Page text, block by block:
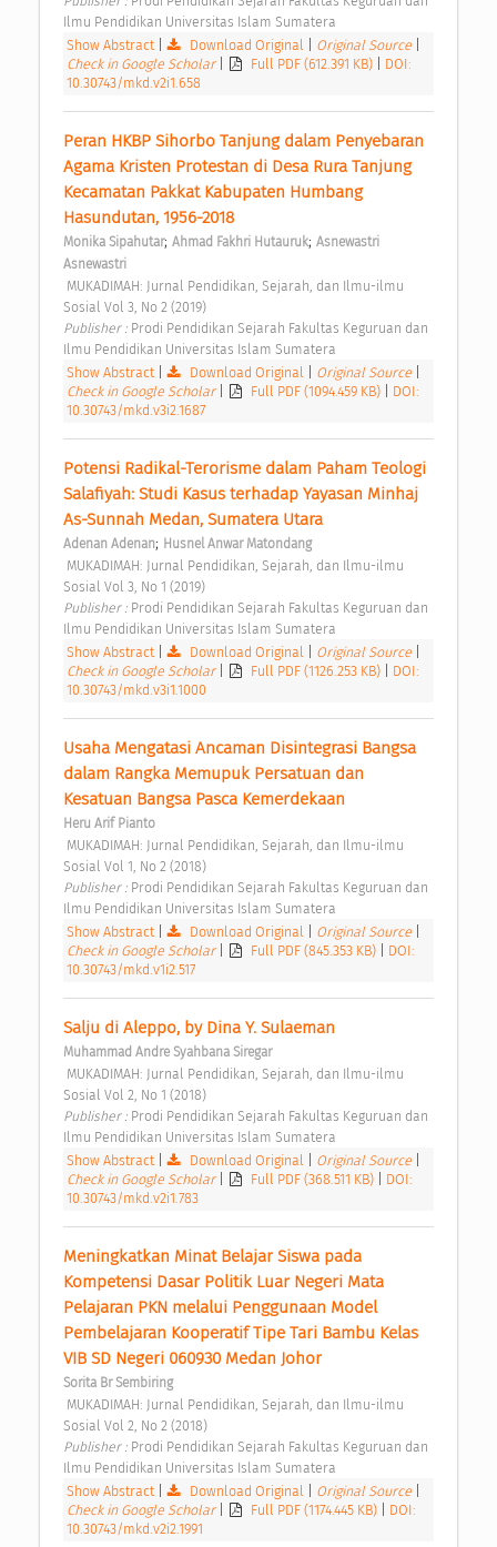
Ilmu Pendidikan Universitas Islam Sumatera
Show Abstract| Download Original Original Source
Check in Google Scholar
Full PDF (612.391 KB)
DOI:
10.30743/mkd.v2i1.658
Peran HKBP Sihorbo Tanjung dalam Penyebaran
Agama Kristen Protestan di Desa Rura Tanjung
Kecamatan Pakkat Kabupaten Humbang
Hasundutan, 1956-2018
Monika Sipahutar; Ahmad Fakhri Hutauruk; Asnewastri
Asnewastri
Sosial Vol 3, No 2 (2019)
Publisher : Prodi Pendidikan Sejarah Fakultas Keguruan dan
Ilmu Pendidikan Universitas Islam Sumatera
Show Abstract| Download Original Original Source
Check in Google Scholar
Full PDF (1094.459 KB)
DOI:
10.30743/mkd.v3i2.1687
Potensi Radikal-Terorisme dalam Paham Teologi
Salafiyah: Studi Kasus terhadap Yayasan Minhaj
As-Sunnah Medan, Sumatera Utara
Adenan Adenan; Husnel Anwar Matondang
Sosial Vol 3, No 1 (2019)
Publisher : Prodi Pendidikan Sejarah Fakultas Keguruan dan
Ilmu Pendidikan Universitas Islam Sumatera
Show Abstract| Download Original Original Source
Check in Google Scholar
Full PDF (1126.253 KB)
DOI:
10.30743/mkd.v3i1.1000
Usaha Mengatasi Ancaman Disintegrasi Bangsa
dalam Rangka Memupuk Persatuan dan
Kesatuan Bangsa Pasca Kemerdekaan
Heru Arif Pianto
Sosial Vol 1, No 2 (2018)
Publisher : Prodi Pendidikan Sejarah Fakultas Keguruan dan
Ilmu Pendidikan Universitas Islam Sumatera
Show Abstract| Download Original Original Source
Check in Google Scholar
Full PDF (845.353 KB)
DOI:
10.30743/mkd.v1i2.517
Salju di Aleppo, by Dina Y. Sulaeman
Muhammad Andre Syahbana Siregar
Sosial Vol 2, No 1 (2018)
Publisher : Prodi Pendidikan Sejarah Fakultas Keguruan dan
Ilmu Pendidikan Universitas Islam Sumatera
Show Abstract| Download Original Original Source
Check in Google Scholar
Full PDF (368.511 KB)
DOI:
10.30743/mkd.v2i1.783
Meningkatkan Minat Belajar Siswa pada
Kompetensi Dasar Politik Luar Negeri Mata
Pelajaran PKN melalui Penggunaan Model
Pembelajaran Kooperatif Tipe Tari Bambu Kelas
VIB SD Negeri 060930 Medan Johor
Sorita Br Sembiring
Sosial Vol 2, No 2 (2018)
Publisher : Prodi Pendidikan Sejarah Fakultas Keguruan dan
Ilmu Pendidikan Universitas Islam Sumatera
Show Abstract| Download Original Original Source
Check in Google Scholar
Full PDF (1174.445 KB)
DOI:
10.30743/mkd.v2i2.1991